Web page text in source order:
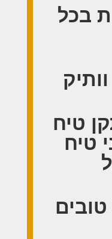
בכל
טיח
טיח